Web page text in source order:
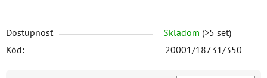
Dostupnosť Skladom (>5 set)
Kód:
20001/18731/350